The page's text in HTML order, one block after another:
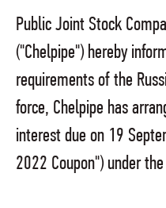
Public Joint Stock
("Chelpipe") hereby
requirements of the
force, Chelpipe has
interest due on 19
2022 Coupon") under